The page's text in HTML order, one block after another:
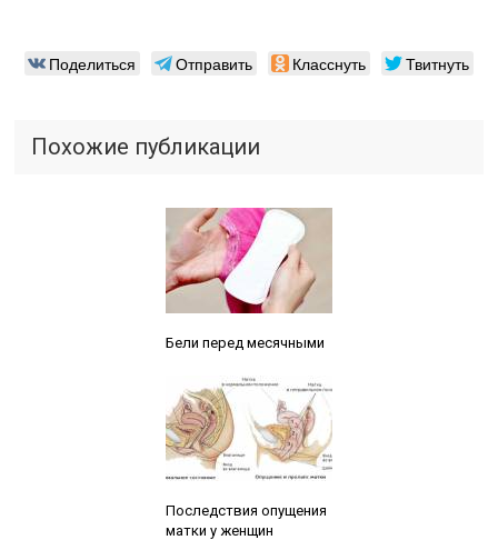
Поделиться Отправить Класснуть Твитнуть
Похожие публикации
Бели перед месячными
Последствия опущения
матки у женщин